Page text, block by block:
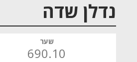
נדלן שדה
שער
690.10